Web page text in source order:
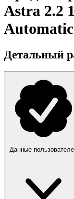
Astra 2.2
Детальный
Данные